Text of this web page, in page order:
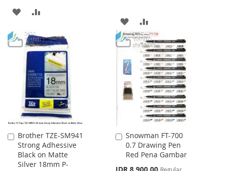
ADD
WISH
LIST
COMPARE
ADD
TO
WISH
LIST
TO
COMPARE
Brother TZE-SM941
Strong Adhessive
Black on Matte
Silver 18mm P-
Add
to
Cart
Snowman FT-700
0.7 Drawing Pen
Red Pena Gambar
Special
IDR 8.900,00 Regular
Add
to
Cart